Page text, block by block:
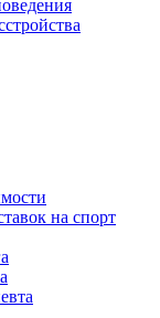
на спорт